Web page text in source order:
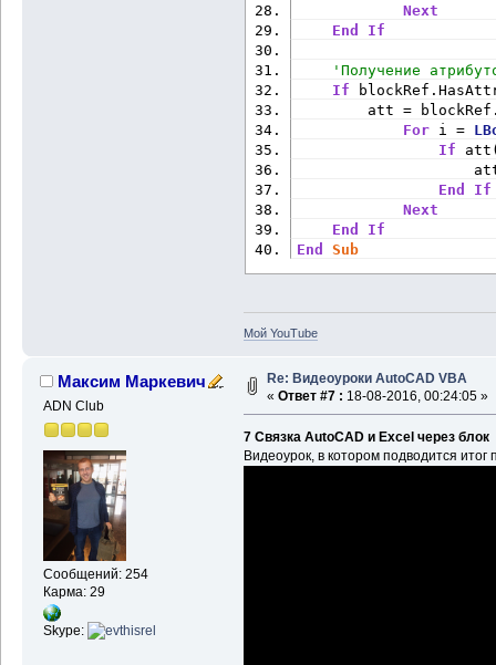
Next
End
If
'Получение
If
att =
For i =
If
End
If
Next
End
If
End
Sub
Мой YouTube
Максим Маркевич
ADN Club
Сообщений: 254
Карма: 29
Skype:
Re: Видеоуроки AutoCAD VBA
« Ответ #7 : 18-08-2016, 00:24:05 »
7 Связка AutoCAD и Excel через блок
Видеоурок, в котором подводится итог